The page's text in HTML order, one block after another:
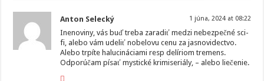
Anton Selecký 1 júna, 2024 at 08:22
Inenoviny, vás buď treba zaradiť medzi nebezpečné sci-
fi, alebo vám udeliť nobelovu cenu za jasnovidectvo.
Alebo trpíte halucináciami resp delíriom tremens.
Odporúčam písať mystické krimiseriály, – alebo liečenie.